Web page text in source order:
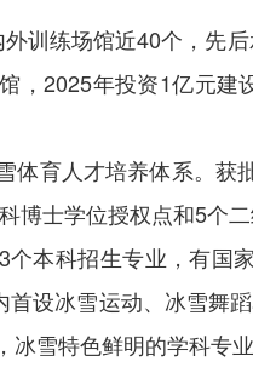
训练场馆近40个，先
2025年投资1亿元建
育人才培养体系。获
博士学位授权点和5个
本科招生专业，有国
设冰雪运动、冰雪舞
雪特色鲜明的学科专业